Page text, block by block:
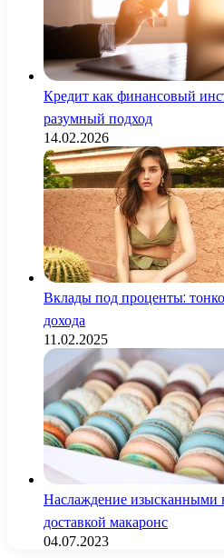
Кредит как финансовый
разумный подход
14.02.2026
Вклады под проценты:
дохода
11.02.2025
Наслаждение изысканными
доставкой макаронс
04.07.2023